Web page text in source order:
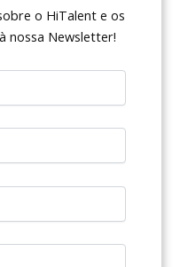
de gestão
o HiTalent e os
nossa Newsletter!